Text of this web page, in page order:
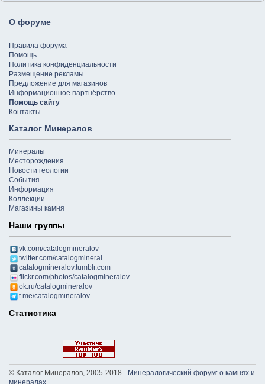
О форуме
Правила форума
Помощь
Политика конфиденциальности
Размещение рекламы
Предложение для магазинов
Информационное партнёрство
Помощь сайту
Контакты
Каталог Минералов
Минералы
Месторождения
Новости геологии
События
Информация
Коллекции
Магазины камня
Наши группы
vk.com/catalogmineralov
twitter.com/catalogmineral
catalogmineralov.tumblr.com
flickr.com/photos/catalogmineralov
ok.ru/catalogmineralov
t.me/catalogmineralov
Статистика
© Каталог Минералов, 2005-2018 - Минералогический форум: о камнях и
минералах